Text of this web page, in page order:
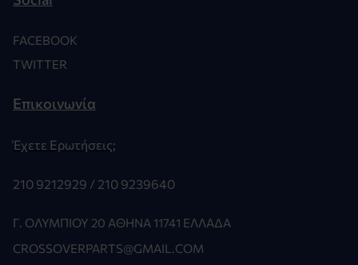
FACEBOOK
TWITTER
Επικοινωνία
Έχετε Ερωτήσεις;
210 9212929 / 210 9239640
Γ. ΟΛΥΜΠΊΟΥ 20 ΑΘΉΝΑ 11741 ΕΛΛΆΔΑ
CROSSOVERPARTS@GMAIL.COM